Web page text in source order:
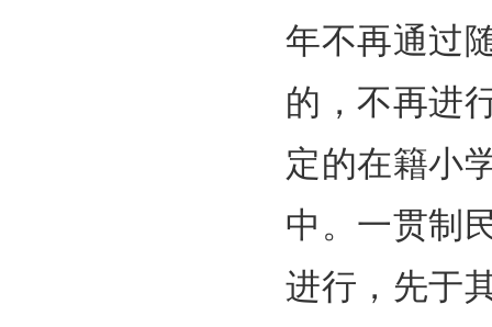
年不再通过
的，不再进
定的在籍小
中。一贯制
进行，先于